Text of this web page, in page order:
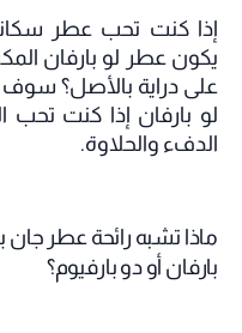
إذا كنت تحب عطر
يكون عطر لو بارفان
على دراية بالأصل؟
لو بارفان إذا كنت
الدفء والحلاوة.
ماذا تشبه رائحة عطر جان
بارفان أو دو بارفيوم؟